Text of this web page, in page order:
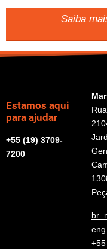
Saiba
Estamos aqui
para ajudar
+55 (19) 3709-
7200